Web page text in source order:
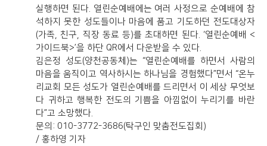
실행하면 된다. 열린순예배에는 여러 사정으로 순예배에 참
석하지 못한 성도들이나 마음에 품고 기도하던 전도대상자
(가족, 친구, 직장 동료 등)를 초대하면 된다. ‘열린순예배 <
가이드북>’을 하단 QR에서 다운받을 수 있다.
김은정 성도(양천공동체)는 “열린순예배를 하면서 사람의
마음을 움직이고 역사하시는 하나님을 경험했다”면서 “온누
리교회 모든 성도가 열린순예배를 드리면서 이 세상 무엇보
다 귀하고 행복한 전도의 기쁨을 아낌없이 누리기를 바란
다”고 소망했다.
문의: 010-3772-3686(탁구인 맞춤전도집회)
/ 홍하영 기자